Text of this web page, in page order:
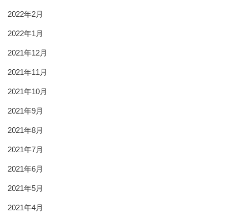
2022年2月
2022年1月
2021年12月
2021年11月
2021年10月
2021年9月
2021年8月
2021年7月
2021年6月
2021年5月
2021年4月